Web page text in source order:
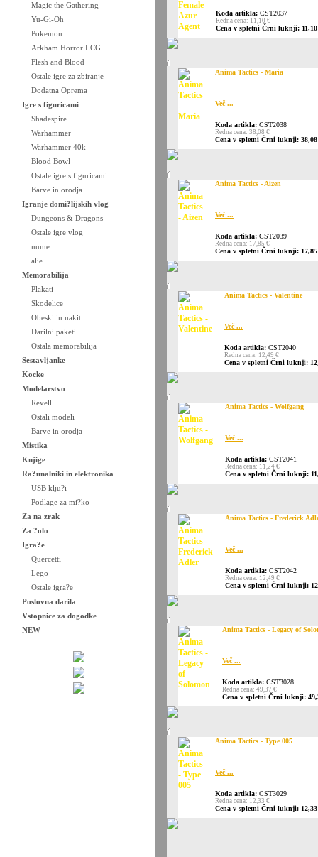
Magic the Gathering
Yu-Gi-Oh
Pokemon
Arkham Horror LCG
Flesh and Blood
Ostale igre za zbiranje
Dodatna Oprema
Igre s figuricami
Shadespire
Warhammer
Warhammer 40k
Blood Bowl
Ostale igre s figuricami
Barve in orodja
Igranje domi?lijskih vlog
Dungeons & Dragons
Ostale igre vlog
nume
alie
Memorabilija
Plakati
Skodelice
Obeski in nakit
Darilni paketi
Ostala memorabilija
Sestavljanke
Kocke
Modelarstvo
Revell
Ostali modeli
Barve in orodja
Mistika
Knjige
Ra?unalniki in elektronika
USB klju?i
Podlage za mi?ko
Za na zrak
Za ?olo
Igra?e
Quercetti
Lego
Ostale igra?e
Poslovna darila
Vstopnice za dogodke
NEW
Koda artikla: CST2037
Redna cena: 11,10 €
Cena v spletni Črni luknji: 11,10
Anima Tactics - Maria
Več ...
Koda artikla: CST2038
Redna cena: 38,08 €
Cena v spletni Črni luknji: 38,08
Anima Tactics - Aizen
Več ...
Koda artikla: CST2039
Redna cena: 17,85 €
Cena v spletni Črni luknji: 17,85
Anima Tactics - Valentine
Več ...
Koda artikla: CST2040
Redna cena: 12,49 €
Cena v spletni Črni luknji:
Anima Tactics - Wolfgang
Več ...
Koda artikla: CST2041
Redna cena: 11,24 €
Cena v spletni Črni luknji:
Anima Tactics - Frederick
Več ...
Koda artikla: CST2042
Redna cena: 12,49 €
Cena v spletni Črni luknji:
Anima Tactics - Legacy of
Več ...
Koda artikla: CST3028
Redna cena: 49,37 €
Cena v spletni Črni luknji:
Anima Tactics - Type 005
Več ...
Koda artikla: CST3029
Redna cena: 12,33 €
Cena v spletni Črni luknji: 12,33